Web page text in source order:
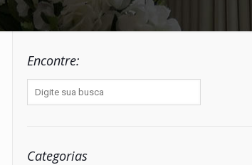
Encontre:
Categorias